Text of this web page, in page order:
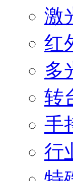
激
红
多
转
手
行